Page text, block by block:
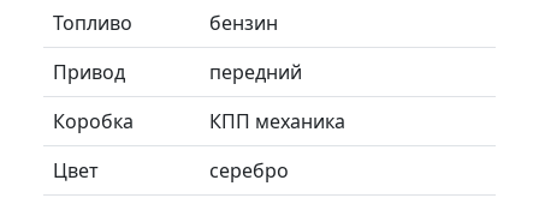
Топливо
бензин
Привод
передний
Коробка
КПП механика
Цвет
серебро